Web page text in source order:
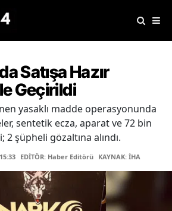
Satışa Hazır
Geçirildi
yasaklı madde operasyonunda
sentetik ecza, aparat ve 72 bin
şüpheli gözaltına alındı.
EDİTÖR: Haber Editörü KAYNAK: İHA